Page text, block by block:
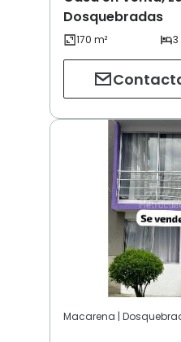
Dosquebradas
Macarena |